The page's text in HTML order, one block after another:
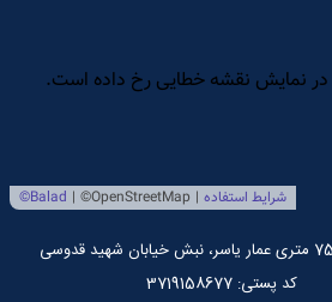
کد پستی: 3719158677